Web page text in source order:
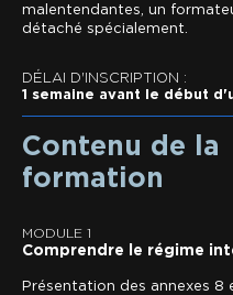
malentendantes, un
détaché spécialement.
​​​DÉLAI D'INSCRIPTION :
1 semaine avant le début
Contenu de la
formation
MODULE 1
Comprendre le régime
Présentation des annexes 8